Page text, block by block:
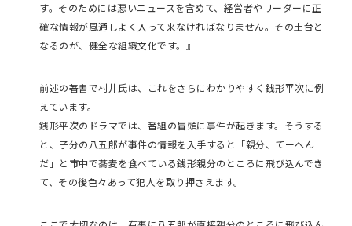
す。そのためには悪いニュースを含めて、経営者やリーダーに正
確な情報が風通しよく入って来なければなりません。その土台と
なるのが、健全な組織文化です。』
前述の著書で村井氏は、これをさらにわかりやすく銭形平次に例
えています。
銭形平次のドラマでは、番組の冒頭に事件が起きます。そうする
と、子分の八五郎が事件の情報を入手すると「親分、てーへん
だ」と市中で蕎麦を食べている銭形親分のところに飛び込んでき
て、その後色々あって犯人を取り押さえます。